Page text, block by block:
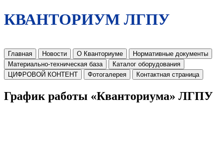
КВАНТОРИУМ ЛГПУ
Главная Новости О Кванториуме
Нормативные документы
Материально-техническая база
Каталог оборудования
ЦИФРОВОЙ КОНТЕНТ
Фотогалерея Контактная страница
График работы «Кванториума» ЛГПУ